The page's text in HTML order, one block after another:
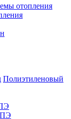
отопления
Полиэтиленовый
ПЭ